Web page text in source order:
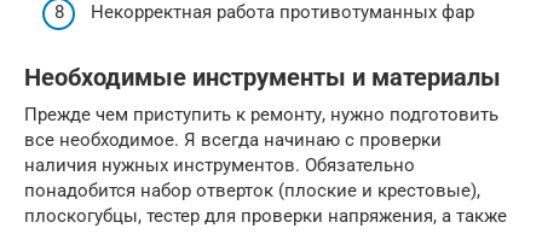
Некорректная работа противотуманных фар
Необходимые инструменты и материалы
Прежде чем приступить к ремонту, нужно подготовить
все необходимое. Я всегда начинаю с проверки
наличия нужных инструментов. Обязательно
понадобится набор отверток (плоские и крестовые),
плоскогубцы, тестер для проверки напряжения, а также